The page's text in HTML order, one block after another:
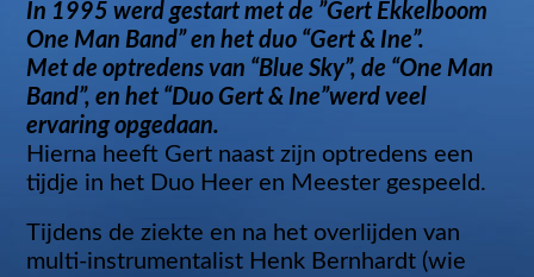
In 1995 werd gestart met de ”Gert Ekkelboom
One Man Band” en het duo “Gert & Ine”.
Met de optredens van “Blue Sky”, de “One Man
Band”, en het “Duo Gert & Ine”werd veel
ervaring opgedaan.
Hierna heeft Gert naast zijn optredens een
tijdje in het Duo Heer en Meester gespeeld.
Tijdens de ziekte en na het overlijden van
multi-instrumentalist Henk Bernhardt (wie